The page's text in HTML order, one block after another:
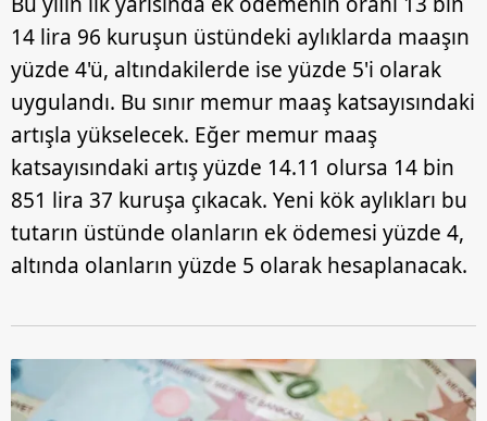
14 lira 96 kuruşun üstündeki aylıklarda maaşın
yüzde 4'ü, altındakilerde ise yüzde 5'i olarak
uygulandı. Bu sınır memur maaş katsayısındaki
artışla yükselecek. Eğer memur maaş
katsayısındaki artış yüzde 14.11 olursa 14 bin
851 lira 37 kuruşa çıkacak. Yeni kök aylıkları bu
tutarın üstünde olanların ek ödemesi yüzde 4,
altında olanların yüzde 5 olarak hesaplanacak.